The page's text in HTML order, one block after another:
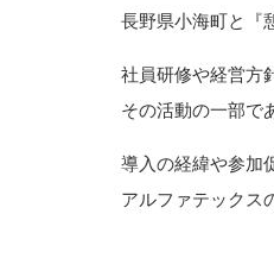
長野県小海町と『
社員研修や経営方
その活動の一部で
導入の経緯や参加
アルファテックス